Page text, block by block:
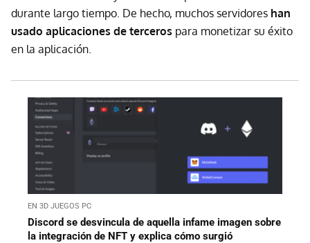
durante largo tiempo. De hecho, muchos servidores han
usado aplicaciones de terceros para monetizar su éxito
en la aplicación.
EN 3D JUEGOS PC
Discord se desvincula de aquella infame imagen sobre
la integración de NFT y explica cómo surgió